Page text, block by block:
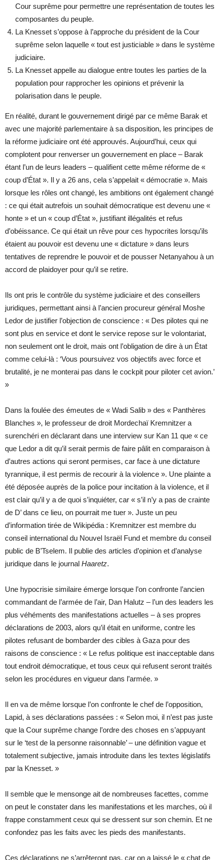
Cour suprême pour permettre une représentation de toutes les
composantes du peuple.
La Knesset s’oppose à l’approche du président de la Cour
suprême selon laquelle « tout est justiciable » dans le système
judiciaire.
La Knesset appelle au dialogue entre toutes les parties de la
population pour rapprocher les opinions et prévenir la
polarisation dans le peuple.
En réalité, durant le gouvernement dirigé par ce même Barak et
avec une majorité parlementaire à sa disposition, les principes de
la réforme judiciaire ont été approuvés. Aujourd’hui, ceux qui
complotent pour renverser un gouvernement en place – Barak
étant l’un de leurs leaders – qualifient cette même réforme de «
coup d’État ». Il y a 26 ans, cela s’appelait « démocratie ». Mais
lorsque les rôles ont changé, les ambitions ont également changé
: ce qui était autrefois un souhait démocratique est devenu une «
honte » et un « coup d’État », justifiant illégalités et refus
d’obéissance. Ce qui était un rêve pour ces hypocrites lorsqu’ils
étaient au pouvoir est devenu une « dictature » dans leurs
tentatives de reprendre le pouvoir et de pousser Netanyahou à un
accord de plaidoyer pour qu’il se retire.
Ils ont pris le contrôle du système judiciaire et des conseillers
juridiques, permettant ainsi à l’ancien procureur général Moshe
Ledor de justifier l’objection de conscience : « Des pilotes qui ne
sont plus en service et dont le service repose sur le volontariat,
non seulement ont le droit, mais ont l’obligation de dire à un État
comme celui-là : ‘Vous poursuivez vos objectifs avec force et
brutalité, je ne monterai pas dans le cockpit pour piloter cet avion.’
»
Dans la foulée des émeutes de « Wadi Salib » des « Panthères
Blanches », le professeur de droit Mordechaï Kremnitzer a
surenchéri en déclarant dans une interview sur Kan 11 que « ce
que Ledor a dit qu’il serait permis de faire pâlit en comparaison à
d’autres actions qui seront permises, car face à une dictature
tyrannique, il est permis de recourir à la violence ». Une plainte a
été déposée auprès de la police pour incitation à la violence, et il
est clair qu’il y a de quoi s’inquiéter, car « s’il n’y a pas de crainte
de D’ dans ce lieu, on pourrait me tuer ». Juste un peu
d’information tirée de Wikipédia : Kremnitzer est membre du
conseil international du Nouvel Israël Fund et membre du conseil
public de B’Tselem. Il publie des articles d’opinion et d’analyse
juridique dans le journal Haaretz.
Une hypocrisie similaire émerge lorsque l’on confronte l’ancien
commandant de l’armée de l’air, Dan Halutz – l’un des leaders les
plus véhéments des manifestations actuelles – à ses propres
déclarations de 2003, alors qu’il était en uniforme, contre les
pilotes refusant de bombarder des cibles à Gaza pour des
raisons de conscience : « Le refus politique est inacceptable dans
tout endroit démocratique, et tous ceux qui refusent seront traités
selon les procédures en vigueur dans l’armée. »
Il en va de même lorsque l’on confronte le chef de l’opposition,
Lapid, à ses déclarations passées : « Selon moi, il n’est pas juste
que la Cour suprême change l’ordre des choses en s’appuyant
sur le ‘test de la personne raisonnable’ – une définition vague et
totalement subjective, jamais introduite dans les textes législatifs
par la Knesset. »
Il semble que le mensonge ait de nombreuses facettes, comme
on peut le constater dans les manifestations et les marches, où il
frappe constamment ceux qui se dressent sur son chemin. Et ne
confondez pas les faits avec les pieds des manifestants.
Ces déclarations ne s’arrêteront pas, car on a laissé le « chat de